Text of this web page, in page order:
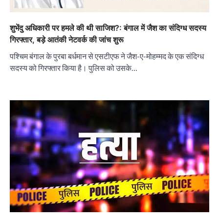
शुभेंदु अधिकारी पर हमले की थी साजिश?: बंगाल में जैश का संदिग्ध सदस्य
गिरफ्तार, बड़े आतंकी नेटवर्क की जांच शुरू
पश्चिम बंगाल के पुरबा बर्धमान से एसटीएफ ने जैश-ए-मोहम्मद के एक संदिग्ध
सदस्य को गिरफ्तार किया है। पुलिस को उसके…